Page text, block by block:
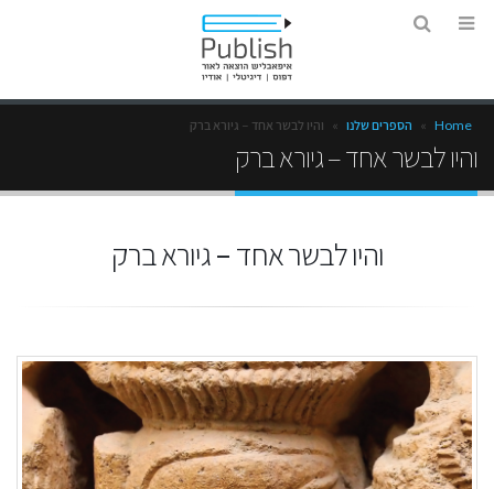
Home
» הספרים שלנו » והיו לבשר אחד – גיורא ברק
והיו לבשר אחד – גיורא ברק
והיו לבשר אחד – גיורא ברק